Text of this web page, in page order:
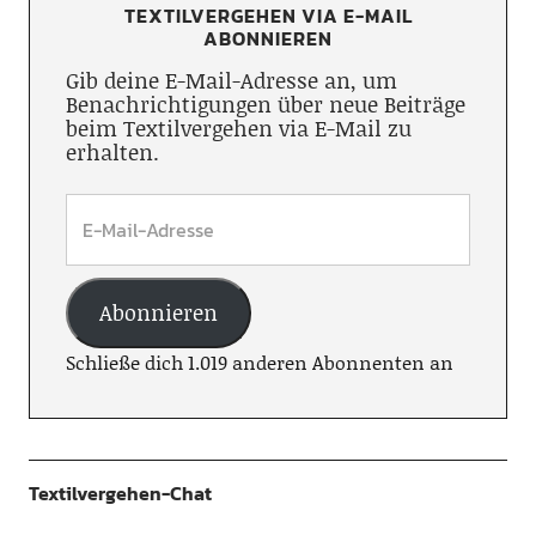
TEXTILVERGEHEN VIA E-MAIL
ABONNIEREN
Gib deine E-Mail-Adresse an, um
Benachrichtigungen über neue Beiträge
beim Textilvergehen via E-Mail zu
erhalten.
Abonnieren
Schließe dich 1.019 anderen Abonnenten an
Textilvergehen-Chat